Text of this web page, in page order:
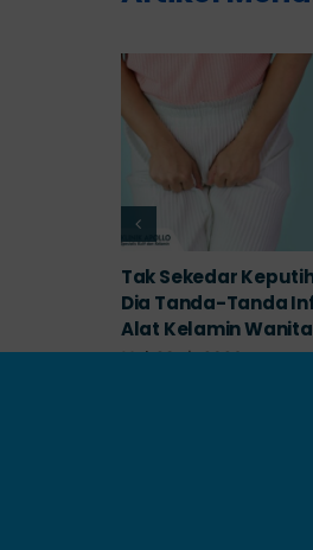
Tak Sekedar
Dia Tanda-Tanda
Alat Kelamin Wanita
Mei 23rd, 2026